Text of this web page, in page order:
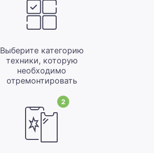
Выберите категорию
техники, которую
необходимо
отремонтировать
2